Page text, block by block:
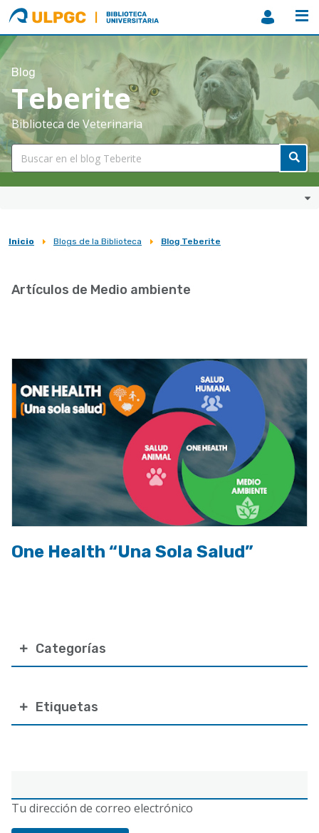
ULPGC
Biblioteca
ULPGC
Blog
Teberite
Biblioteca de Veterinaria
Sobrescribir
de
la
navegación
Inicio Blogs de la Biblioteca Blog Teberite
electrónico
Tu dirección de correo electrónico
Categorías
Etiquetas
Artículos de Medio ambiente
One Health “Una Sola Salud”